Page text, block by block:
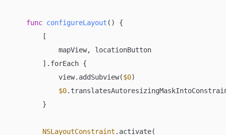
func configureLayout ()
{
        [
            mapView, locationButton
        ].forEach {
            view.addSubview(
$0)
$0
        }
NSLayoutConstraint .activate(